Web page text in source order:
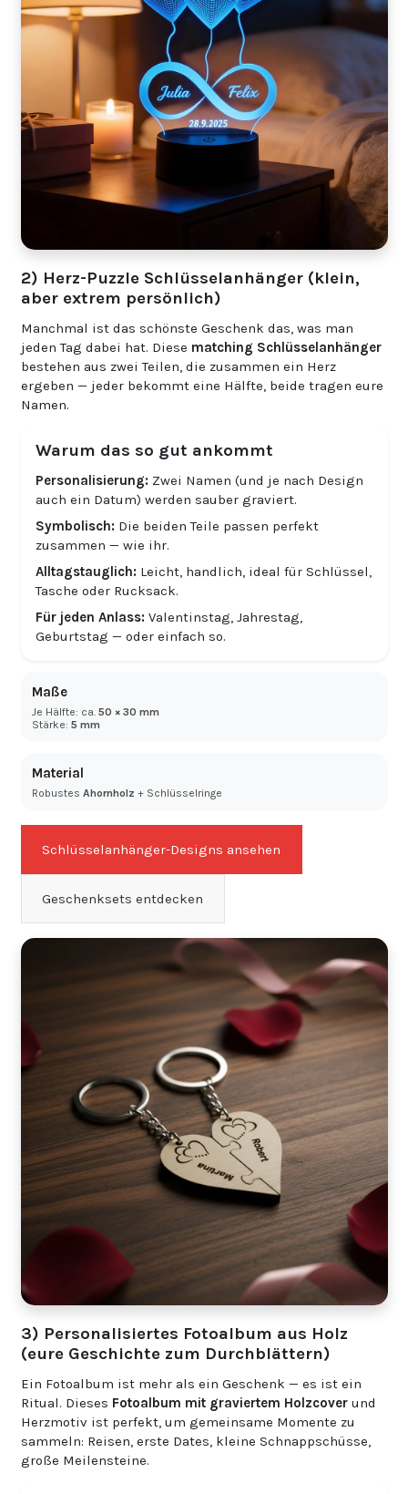
2) Herz-Puzzle Schlüsselanhänger (klein,
aber extrem persönlich)
Manchmal ist das schönste Geschenk das, was man
jeden Tag dabei hat. Diese matching Schlüsselanhänger
bestehen aus zwei Teilen, die zusammen ein Herz
ergeben — jeder bekommt eine Hälfte, beide tragen eure
Namen.
Warum das so gut ankommt
Personalisierung:Zwei Namen (und je nach Design
auch ein Datum) werden sauber graviert.
Symbolisch:Die beiden Teile passen perfekt
zusammen — wie ihr.
Alltagstauglich:Leicht, handlich, ideal für Schlüssel,
Tasche oder Rucksack.
Für jeden Anlass:Valentinstag, Jahrestag,
Geburtstag — oder einfach so.
Maße
Je Hälfte: ca. 50 × 30 mm
Stärke: 5 mm
Material
Robustes Ahornholz + Schlüsselringe
Schlüsselanhänger-Designs ansehen
Geschenksets entdecken
3) Personalisiertes Fotoalbum aus Holz
(eure Geschichte zum Durchblättern)
Ein Fotoalbum ist mehr als ein Geschenk — es ist ein
Ritual. Dieses Fotoalbum mit graviertem Holzcoverund
Herzmotiv ist perfekt, um gemeinsame Momente zu
sammeln: Reisen, erste Dates, kleine Schnappschüsse,
große Meilensteine.